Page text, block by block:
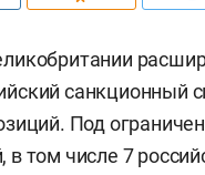
санкционный
Под
в том числе 7